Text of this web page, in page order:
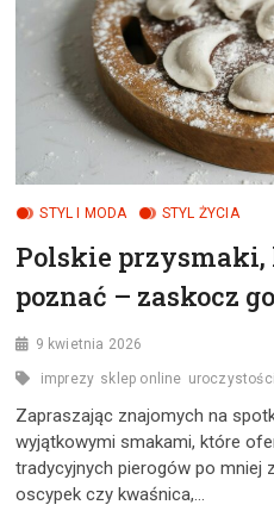
JE
STOSUJE?
STYL I MODA STYL ŻYCIA
Polskie przysmaki,
poznać – zaskocz
9 kwietnia 2026
imprezy sklep online uroczystości
Zapraszając znajomych na
wyjątkowymi smakami, które
tradycyjnych pierogów po mniej
oscypek czy kwaśnica,…